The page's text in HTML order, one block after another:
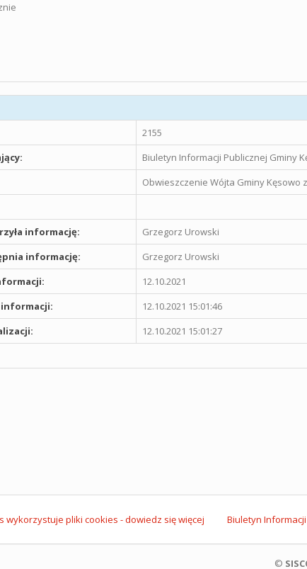
2155
Biuletyn Informacji Publicznej Gminy
Obwieszczenie Wójta Gminy Kęsowo
informację:
Grzegorz Urowski
informację:
Grzegorz Urowski
12.10.2021
12.10.2021 15:01:46
12.10.2021 15:01:27
wykorzystuje pliki cookies - dowiedz się więcej Biuletyn
©